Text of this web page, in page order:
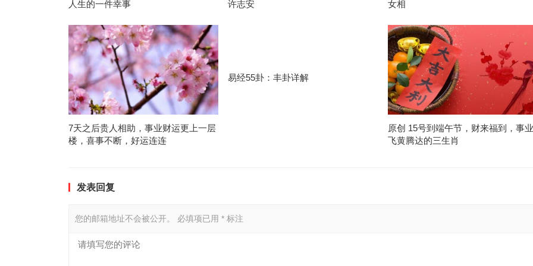
人生的一件幸事 许志安 女相
7天之后贵人相助，事业财运更上一层
楼，喜事不断，好运连连
易经55卦：丰卦详解
原创 15号到端午节，财来福到，事业
飞黄腾达的三生肖
发表回复
您的邮箱地址不会被公开。 必填项已用 *标注